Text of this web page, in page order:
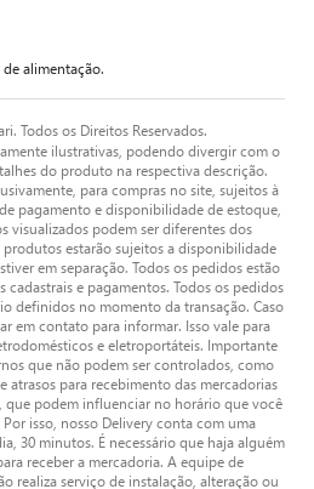
alimentação.
Todos os Direitos Reservados.
ilustrativas, podendo divergir com o
do produto na respectiva descrição.
para compras no site, sujeitos à
pagamento e disponibilidade de estoque,
visualizados podem ser diferentes dos
produtos estarão sujeitos a disponibilidade
em separação. Todos os pedidos estão
e pagamentos. Todos os pedidos
definidos no momento da transação. Caso
em contato para informar. Isso vale para
e eletroportáteis. Importante
que não podem ser controlados, como
atrasos para recebimento das mercadorias
que podem influenciar no horário que você
isso, nosso Delivery conta com uma
30 minutos. É necessário que haja alguém
receber a mercadoria. A equipe de
realiza serviço de instalação, alteração ou